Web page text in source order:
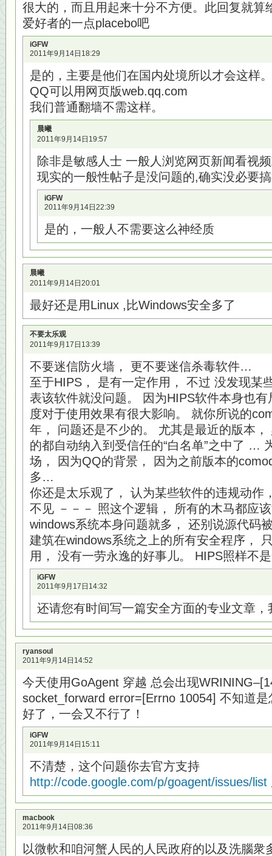
很大的，而且用起来十分不方便。此回复就算
爱好者的一点placebo吧
iGFW
2011年9月14日18:29
是的，主要是他们在国内处境所以才会这样。
QQ可以用网页版web.qq.com
我们普通翻墙不需这样。
晨曦
2011年9月14日19:57
除非是敏感人士 一般人浏览网页新闻看视
现实的一般性帖子是没问题的,确实没必要
iGFW
2011年9月14日22:39
是的，一般人不需要这么神经质
晨曦
2011年9月14日20:01
最好还是用Linux ,比Windows安全多了
不要太乐观
2011年9月17日13:39
不要迷信防火墙， 更不要迷信杀毒软件…
至于HIPS， 是有一定作用， 不过 没发现某
表该软件就没问题。 因为HIPS软件本身也
度对于使用效果有很大影响。 就你所说的
年， 问题还是不少的。 尤其是最近的版本
的都自动纳入到受信任的“白名单”之中了 …
场， 因为QQ的背景， 因为之前版本的
多…
你还是太乐观了， 认为某些软件的违规动作
不见 －－－ 照这个逻辑， 所有的木马都应
windows系统本身问题就多， 还别说源代码
建筑在windows系统之上的所有安全程序，
用， 没有一劳永逸的好事儿。 HIPS照样不
iGFW
2011年9月17日14:32
还请您有时间写一篇安全方面的专业文章，
ryansoul
2011年9月14日14:52
今天使用GoAgent 穿越 总会出现
socket_forward error=[Errno 10054] 不知道
好了，一会又不行了！
iGFW
2011年9月14日15:11
不清楚，这个问题你去官方支持
http://code.google.com/p/goagent/issues/list
macbook
2011年9月14日08:36
以微軟和咱河蟹人民的人民政府的以及洗腦衆